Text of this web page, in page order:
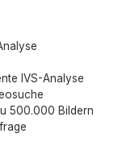
IVS-Analyse
500.000 Bildern